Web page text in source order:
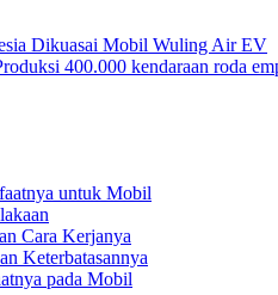
Dikuasai Mobil Wuling Air EV
400.000 kendaraan roda
untuk Mobil
Cara Kerjanya
Keterbatasannya
pada Mobil